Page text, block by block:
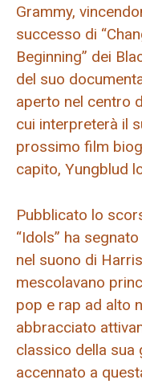
Grammy,
successo di
Beginning” dei
del suo
aperto nel centro
cui interpreterà il
prossimo film
capito, Yungblud
Pubblicato lo
“Idols” ha
nel suono di
mescolavano
pop e rap ad alto
abbracciato
classico della sua
accennato a